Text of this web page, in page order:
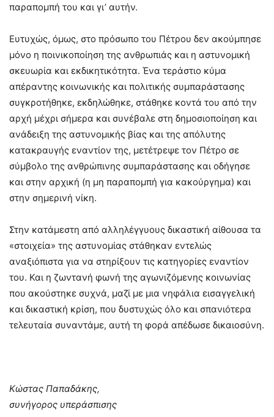
παραπομπή του και γι’ αυτήν.
Ευτυχώς, όμως, στο πρόσωπο του Πέτρου δεν ακούμπησε
μόνο η ποινικοποίηση της ανθρωπιάς και η αστυνομική
σκευωρία και εκδικητικότητα. Ένα τεράστιο κύμα
απέραντης κοινωνικής και πολιτικής συμπαράστασης
συγκροτήθηκε, εκδηλώθηκε, στάθηκε κοντά του από την
αρχή μέχρι σήμερα και συνέβαλε στη δημοσιοποίηση και
ανάδειξη της αστυνομικής βίας και της απόλυτης
κατακραυγής εναντίον της, μετέτρεψε τον Πέτρο σε
σύμβολο της ανθρώπινης συμπαράστασης και οδήγησε
και στην αρχική (η μη παραπομπή για κακούργημα) και
στην σημερινή νίκη.
Στην κατάμεστη από αλληλέγγυους δικαστική αίθουσα τα
«στοιχεία» της αστυνομίας στάθηκαν εντελώς
αναξιόπιστα για να στηρίξουν τις κατηγορίες εναντίον
του. Και η ζωντανή φωνή της αγωνιζόμενης κοινωνίας
που ακούστηκε συχνά, μαζί με μια νηφάλια εισαγγελική
και δικαστική κρίση, που δυστυχώς όλο και σπανιότερα
τελευταία συναντάμε, αυτή τη φορά απέδωσε δικαιοσύνη.
Κώστας Παπαδάκης,
συνήγορος υπεράσπισης